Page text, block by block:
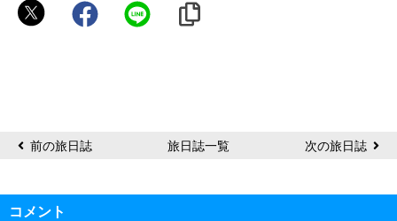
☆
前の旅日誌 旅日誌一覧 次の旅日誌
コメント